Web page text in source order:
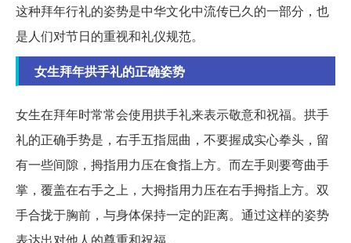
这种拜年行礼的姿势是中华文化中流传已久的一部分，也
是人们对节日的重视和礼仪规范。
女生拜年拱手礼的正确姿势
女生在拜年时常常会使用拱手礼来表示敬意和祝福。拱手
礼的正确手势是，右手五指屈曲，不要握成实心拳头，留
有一些间隙，拇指用力压在食指上方。而左手则要弯曲手
掌，覆盖在右手之上，大拇指用力压在右手拇指上方。双
手合拢于胸前，与身体保持一定的距离。通过这样的姿势
表达出对他人的尊重和祝福。